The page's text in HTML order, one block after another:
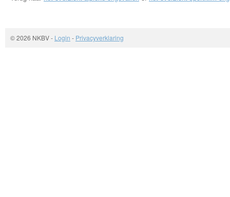
© 2026 NKBV- Login - Privacyverklaring